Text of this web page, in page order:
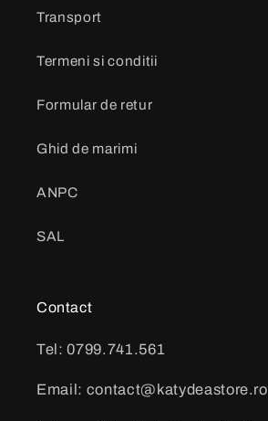
Transport
Termeni si conditii
Formular de retur
Ghid de marimi
ANPC
SAL
Contact
Tel: 0799.741.561
Email: contact@katydeastore.ro